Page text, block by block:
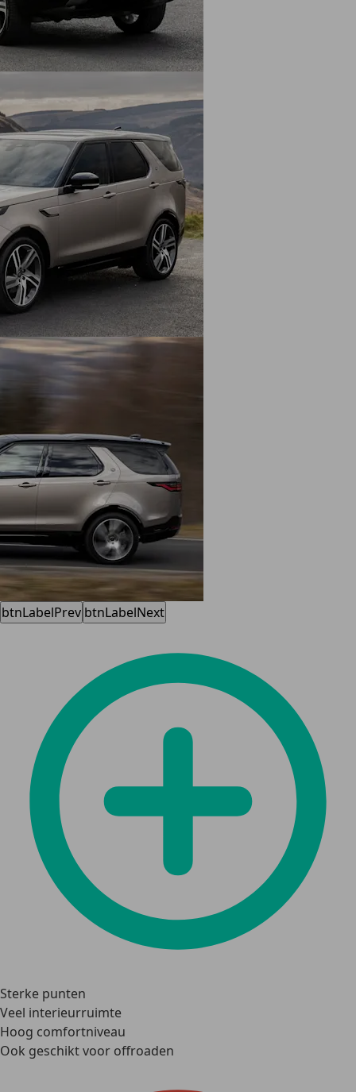
btnLabelPrev btnLabelNext
Sterke punten
Veel interieurruimte
Hoog comfortniveau
Ook geschikt voor offroaden